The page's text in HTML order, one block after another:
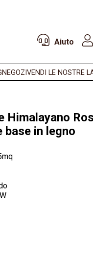
Aiuto
NEGOZI VENDI LE NOSTRE
Himalayano
base in legno